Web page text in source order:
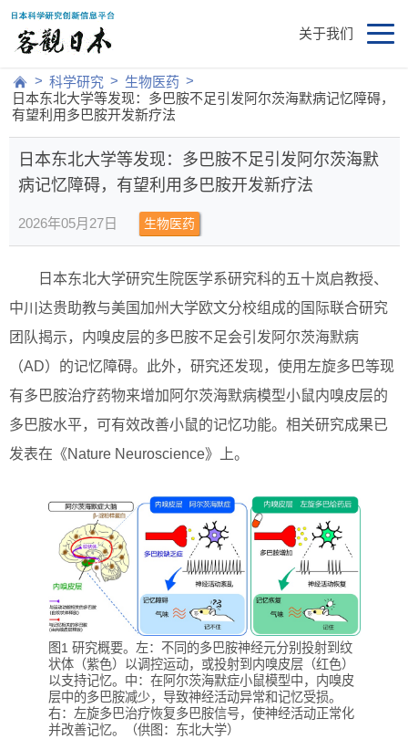
关于我们
> 科学研究 > 生物医药 >
日本东北大学等发现：多巴胺不足引发阿尔茨海默病记忆障碍，
有望利用多巴胺开发新疗法
日本东北大学等发现：多巴胺不足引发阿尔茨海默
病记忆障碍，有望利用多巴胺开发新疗法
2026年05月27日 生物医药
日本东北大学研究生院医学系研究科的五十岚启教授、
中川达贵助教与美国加州大学欧文分校组成的国际联合研究
团队揭示，内嗅皮层的多巴胺不足会引发阿尔茨海默病
（AD）的记忆障碍。此外，研究还发现，使用左旋多巴等现
有多巴胺治疗药物来增加阿尔茨海默病模型小鼠内嗅皮层的
多巴胺水平，可有效改善小鼠的记忆功能。相关研究成果已
发表在《Nature Neuroscience》上。
图1 研究概要。左：不同的多巴胺神经元分别投射到纹
状体（紫色）以调控运动，或投射到内嗅皮层（红色）
以支持记忆。中：在阿尔茨海默症小鼠模型中，内嗅皮
层中的多巴胺减少，导致神经活动异常和记忆受损。
右：左旋多巴治疗恢复多巴胺信号，使神经活动正常化
并改善记忆。（供图：东北大学）